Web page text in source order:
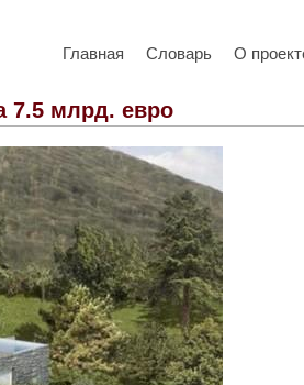
Главная Словарь О
7.5 млрд. евро